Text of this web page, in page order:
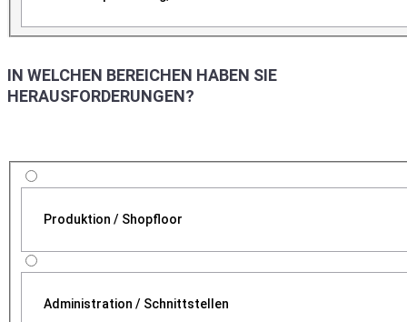
IN WELCHEN BEREICHEN HABEN SIE
HERAUSFORDERUNGEN?
Produktion / Shopfloor
Administration / Schnittstellen